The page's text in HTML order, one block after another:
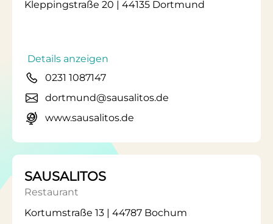
Kleppingstraße 20 | 44135 Dortmund
Details anzeigen
0231 1087147
dortmund@sausalitos.de
www.sausalitos.de
SAUSALITOS
Restaurant
Kortumstraße 13 | 44787 Bochum